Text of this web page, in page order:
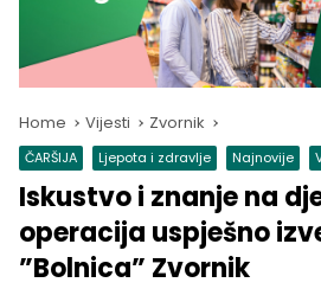
Home Vijesti Zvornik
ČARŠIJA Ljepota i zdravlje Najnovije
Iskustvo i znanje na
operacija uspješno
”Bolnica” Zvornik